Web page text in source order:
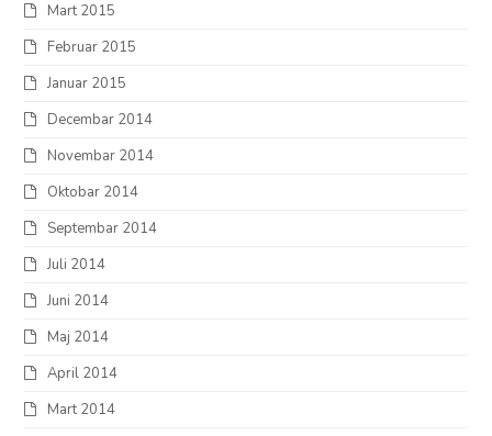
Mart 2015
Februar 2015
Januar 2015
Decembar 2014
Novembar 2014
Oktobar 2014
Septembar 2014
Juli 2014
Juni 2014
Maj 2014
April 2014
Mart 2014